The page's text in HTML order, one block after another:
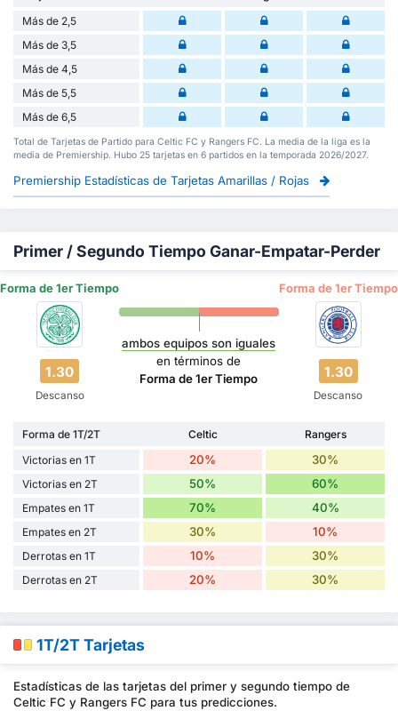
Más de 2,5
Más de 3,5
Más de 4,5
Más de 5,5
Más de 6,5
Total de Tarjetas de Partido para Celtic FC y Rangers FC. La media de la liga es la
media de Premiership. Hubo 25 tarjetas en 6 partidos en la temporada 2026/2027.
Premiership Estadísticas de Tarjetas Amarillas / Rojas
Primer / Segundo Tiempo Ganar-Empatar-Perder
Forma de 1er Tiempo Forma de 1er Tiempo
1.30
Descanso
ambos equipos son iguales
en términos de
Forma de 1er Tiempo
1.30
Descanso
Forma de 1T/2T Celtic
Rangers
Victorias en 1T
20% 30%
Victorias en 2T 50% 60%
Empates en 1T 70% 40%
Empates en 2T 30% 10%
Derrotas en 1T 10% 30%
Derrotas en 2T 20% 30%
1T/2T Tarjetas
Estadísticas de las tarjetas del primer y segundo tiempo de
Celtic FC y Rangers FC para tus predicciones.